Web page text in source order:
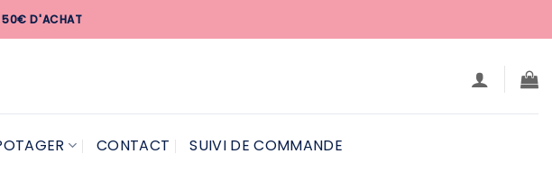
50€ D'ACHAT
CONTACT SUIVI DE COMMANDE